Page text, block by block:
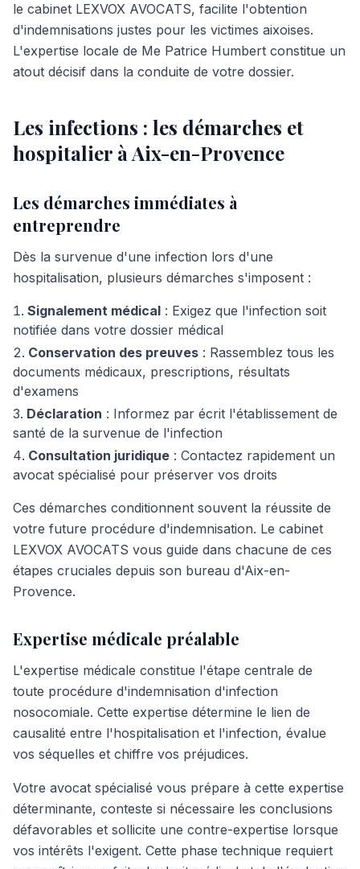
le cabinet LEXVOX AVOCATS, facilite l'obtention
d'indemnisations justes pour les victimes aixoises.
L'expertise locale de Me Patrice Humbert constitue un
atout décisif dans la conduite de votre dossier.
Les infections : les démarches et
hospitalier à Aix-en-Provence
Les démarches immédiates à
entreprendre
Dès la survenue d'une infection lors d'une
hospitalisation, plusieurs démarches s'imposent :
Signalement médical : Exigez que l'infection soit
notifiée dans votre dossier médical
Conservation des preuves : Rassemblez tous les
documents médicaux, prescriptions, résultats
d'examens
Déclaration : Informez par écrit l'établissement de
santé de la survenue de l'infection
Consultation juridique : Contactez rapidement un
avocat spécialisé pour préserver vos droits
Ces démarches conditionnent souvent la réussite de
votre future procédure d'indemnisation. Le cabinet
LEXVOX AVOCATS vous guide dans chacune de ces
étapes cruciales depuis son bureau d'Aix-en-
Provence.
Expertise médicale préalable
L'expertise médicale constitue l'étape centrale de
toute procédure d'indemnisation d'infection
nosocomiale. Cette expertise détermine le lien de
causalité entre l'hospitalisation et l'infection, évalue
vos séquelles et chiffre vos préjudices.
Votre avocat spécialisé vous prépare à cette expertise
déterminante, conteste si nécessaire les conclusions
défavorables et sollicite une contre-expertise lorsque
vos intérêts l'exigent. Cette phase technique requiert